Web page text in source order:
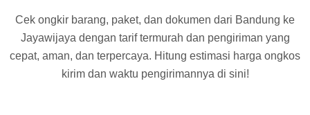
Cek ongkir barang, paket, dan dokumen dari Bandung ke
Jayawijaya dengan tarif termurah dan pengiriman yang
cepat, aman, dan terpercaya. Hitung estimasi harga ongkos
kirim dan waktu pengirimannya di sini!